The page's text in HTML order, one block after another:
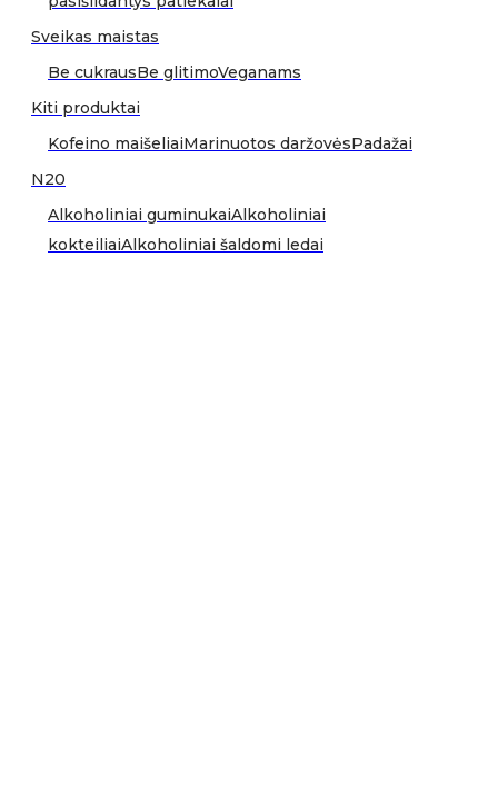
Sveikas maistas
Be cukrausBe glitimoVeganams
Kiti produktai
Kofeino maišeliaiMarinuotos daržovėsPadažai
N20
Alkoholiniai guminukaiAlkoholiniai
kokteiliaiAlkoholiniai šaldomi ledai